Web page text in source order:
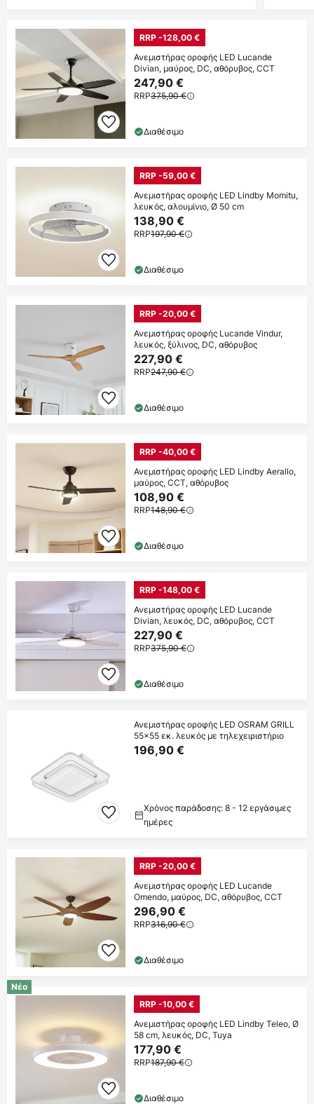
RRP -128,00 €
Ανεμιστήρας οροφής LED Lucande
Divian, μαύρος, DC, αθόρυβος, CCT
247,90 €
RRP375,90 €
Διαθέσιμο
RRP -59,00 €
Ανεμιστήρας οροφής LED Lindby Momitu,
λευκός, αλουμίνιο, Ø 50 cm
138,90 €
RRP197,90 €
Διαθέσιμο
RRP -20,00 €
Ανεμιστήρας οροφής Lucande Vindur,
λευκός, ξύλινος, DC, αθόρυβος
227,90 €
RRP247,90 €
Διαθέσιμο
RRP -40,00 €
Ανεμιστήρας οροφής LED Lindby Aerallo,
μαύρος, CCT, αθόρυβος
108,90 €
RRP148,90 €
Διαθέσιμο
RRP -148,00 €
Ανεμιστήρας οροφής LED Lucande
Divian, λευκός, DC, αθόρυβος, CCT
227,90 €
RRP375,90 €
Διαθέσιμο
Ανεμιστήρας οροφής LED OSRAM GRILL
55x55 εκ. λευκός με τηλεχειριστήριο
196,90 €
Χρόνος παράδοσης: 8 - 12 εργάσιμες
ημέρες
RRP -20,00 €
Ανεμιστήρας οροφής LED Lucande
Omendo, μαύρος, DC, αθόρυβος, CCT
296,90 €
RRP316,90 €
Διαθέσιμο
Νέο
RRP -10,00 €
Ανεμιστήρας οροφής LED Lindby Teleo, Ø
58 cm, λευκός, DC, Tuya
177,90 €
RRP187,90 €
Διαθέσιμο